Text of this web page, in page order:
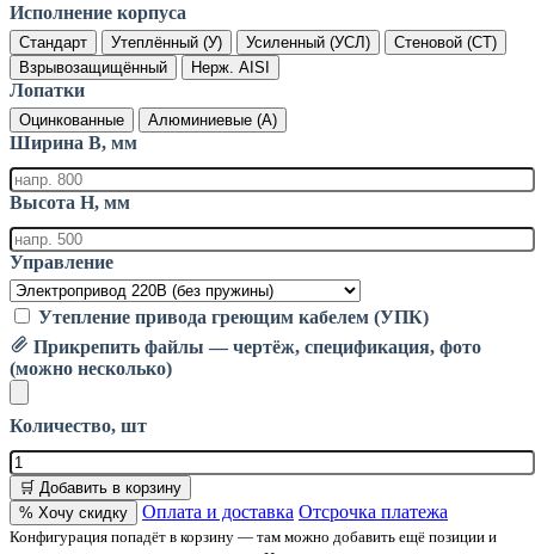
Исполнение корпуса
Стандарт Утеплённый (У) Усиленный (УСЛ)
Стеновой (СТ)
Взрывозащищённый
Нерж. AISI
Лопатки
Оцинкованные Алюминиевые (А)
Ширина B, мм
Высота H, мм
Управление
Утепление привода греющим кабелем (УПК)
Прикрепить файлы — чертёж, спецификация, фото
(можно несколько)
Количество, шт
🛒 Добавить в корзину
% Хочу скидку
Оплата и доставка Отсрочка платежа
Конфигурация попадёт в корзину — там можно добавить ещё позиции и